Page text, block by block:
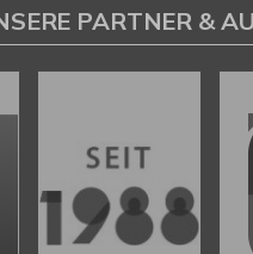
PARTNER &